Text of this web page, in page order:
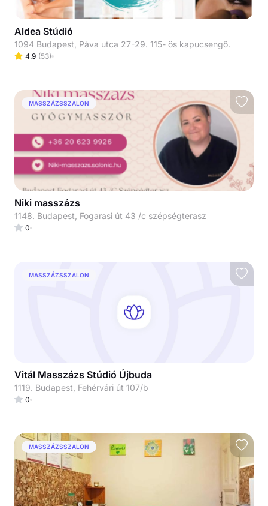
Aldea Stúdió
1094 Budapest, Páva utca 27-29. 115- ös kapucsengő.
4.9 (53)
MASSZÁZSSZALON
Niki masszázs
1148. Budapest, Fogarasi út 43 /c szépségterasz
0
MASSZÁZSSZALON
Vitál Masszázs Stúdió Újbuda
1119. Budapest, Fehérvári út 107/b
0
MASSZÁZSSZALON